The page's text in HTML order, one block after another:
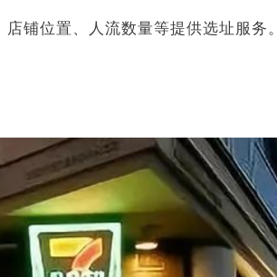
铺位置、人流数量等提供选址服务。